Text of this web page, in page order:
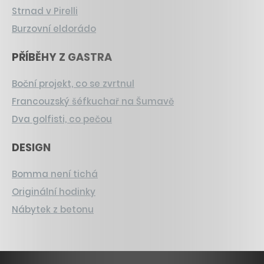
Strnad v Pirelli
Burzovní eldorádo
PŘÍBĚHY Z GASTRA
Boční projekt, co se zvrtnul
Francouzský šéfkuchař na Šumavě
Dva golfisti, co pečou
DESIGN
Bomma není tichá
Originální hodinky
Nábytek z betonu